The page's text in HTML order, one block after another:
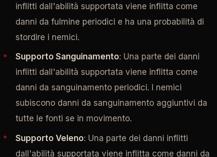
inflitti dall'abilità supportata viene inflitta come
danni da fulmine periodici e ha una probabilità di
stordire i nemici.
Supporto Sanguinamento: Una parte dei danni
inflitti dall'abilità supportata viene inflitta come
danni da sanguinamento periodici. I nemici
subiscono danni da sanguinamento aggiuntivi da
tutte le fonti se in movimento.
Supporto Veleno: Una parte dei danni inflitti
dall'abilità supportata viene inflitta come danni da